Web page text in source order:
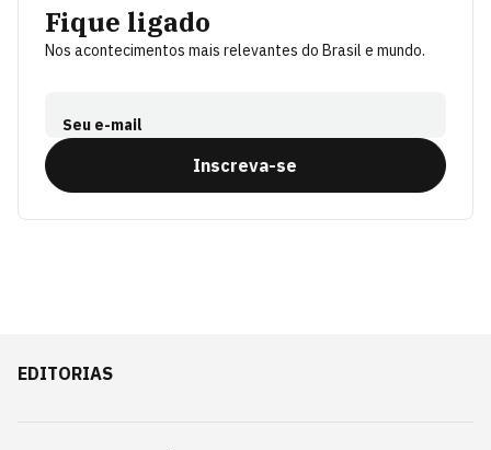
Fique ligado
Nos acontecimentos mais relevantes do Brasil e mundo.
Seu e-mail
Inscreva-se
EDITORIAS